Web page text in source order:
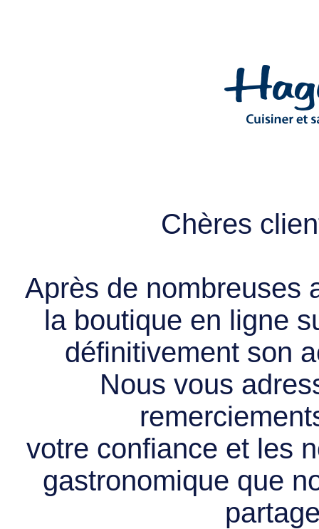
Chères
Après de nombreuses
la boutique en ligne
définitivement son
Nous vous
votre confiance et les
gastronomique que